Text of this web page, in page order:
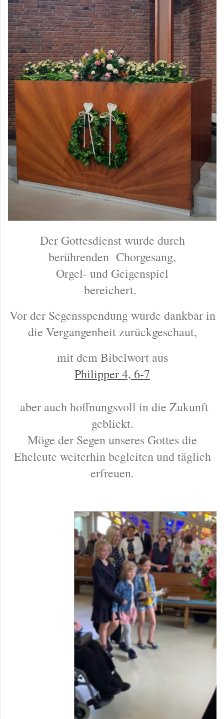
Der Gottesdienst wurde durch
berührenden Chorgesang,
Orgel- und Geigenspiel
bereichert.
Vor der Segensspendung wurde dankbar in
die Vergangenheit zurückgeschaut,
mit dem Bibelwort aus
Philipper 4, 6-7
aber auch hoffnungsvoll in die Zukunft
geblickt.
Möge der Segen unseres Gottes die
Eheleute weiterhin begleiten und täglich
erfreuen.